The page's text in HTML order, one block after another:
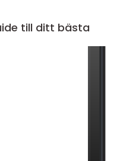
till ditt bästa